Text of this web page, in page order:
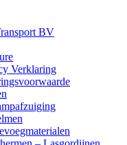
BV
Verklaring